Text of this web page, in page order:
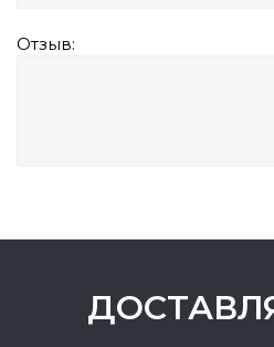
Отзыв: